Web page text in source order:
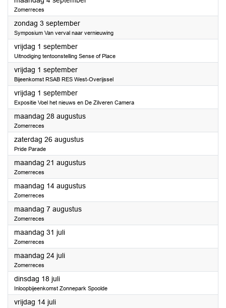
Zomerreces
zondag 3 september2023
Symposium Van verval naar vernieuwing
vrijdag 1 september2023
Uitnodiging tentoonstelling Sense of Place
vrijdag 1 september2023
Bijeenkomst RSAB RES West-Overijssel
vrijdag 1 september2023
Expositie Voel het nieuws en De Zilveren Camera
maandag 28 augustus2023
Zomerreces
zaterdag 26 augustus2023
Pride Parade
maandag 21 augustus2023
Zomerreces
maandag 14 augustus2023
Zomerreces
maandag 7 augustus2023
Zomerreces
maandag 31 juli2023
Zomerreces
maandag 24 juli2023
Zomerreces
dinsdag 18 juli2023
Inloopbijeenkomst Zonnepark Spoolde
vrijdag 14 juli2023